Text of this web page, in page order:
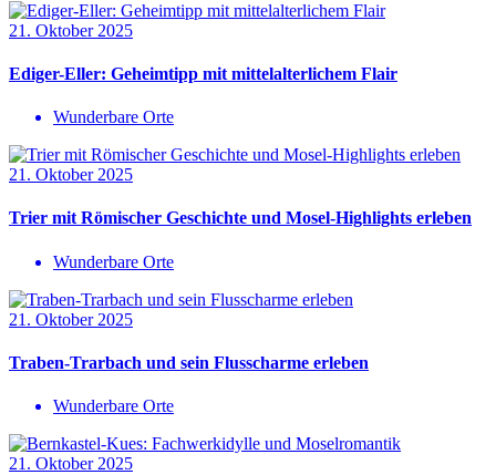
21. Oktober 2025
Ediger-Eller: Geheimtipp mit mittelalterlichem Flair
Wunderbare Orte
21. Oktober 2025
Trier mit Römischer Geschichte und Mosel-Highlights erleben
Wunderbare Orte
21. Oktober 2025
Traben-Trarbach und sein Flusscharme erleben
Wunderbare Orte
21. Oktober 2025